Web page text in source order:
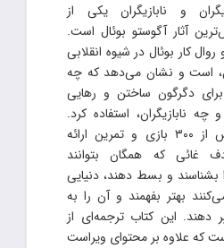
و نابازیگران یکی از
آثار آگوستو بوئال است.
کار بوئال در شیوه انقلابی
است و نشان می‌دهد که چه
دگرگون ساختن و رهایی
نابازیگران، استفاده کرد.
بوئال در این اثر بیش از ۳۰۰ بازی و تمرین ارائه
غائی که همگان بتوانند
بشناسند و بسط دهند، دنیایی
بهتر بفهمند و آن را به
این کتاب ترجمه‌ای از
که علاوه بر محتوای ویراست